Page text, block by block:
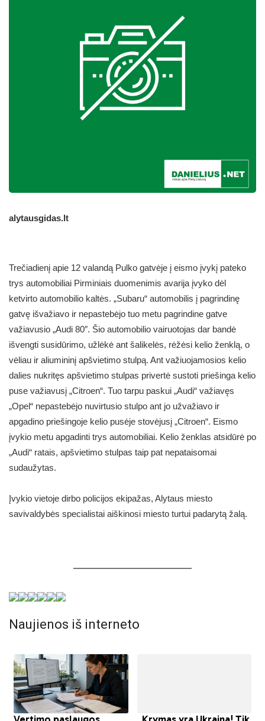
alytausgidas.lt
Trečiadienį apie 12 valandą Pulko gatvėje į eismo įvykį pateko
trys automobiliai Pirminiais duomenimis avarija įvyko dėl
ketvirto automobilio kaltės. „Subaru“ automobilis į pagrindinę
gatvę išvažiavo ir nepastebėjo tuo metu pagrindine gatve
važiavusio „Audi 80″. Šio automobilio vairuotojas dar bandė
išvengti susidūrimo, užlėkė ant šalikelės, rėžėsi kelio ženklą, o
vėliau ir aliumininį apšvietimo stulpą. Ant važiuojamosios kelio
dalies nukritęs apšvietimo stulpas privertė sustoti priešinga kelio
puse važiavusį „Citroen“. Tuo tarpu paskui „Audi“ važiavęs
„Opel“ nepastebėjo nuvirtusio stulpo ant jo užvažiavo ir
apgadino priešingoje kelio pusėje stovėjusį „Citroen“. Eismo
įvykio metu apgadinti trys automobiliai. Kelio ženklas atsidūrė po
„Audi“ ratais, apšvietimo stulpas taip pat nepataisomai
sudaužytas.
Įvykio vietoje dirbo policijos ekipažas, Alytaus miesto
savivaldybės specialistai aiškinosi miesto turtui padarytą žalą.
Naujienos iš interneto